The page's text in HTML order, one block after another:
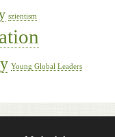
szientism
Young Global Leaders